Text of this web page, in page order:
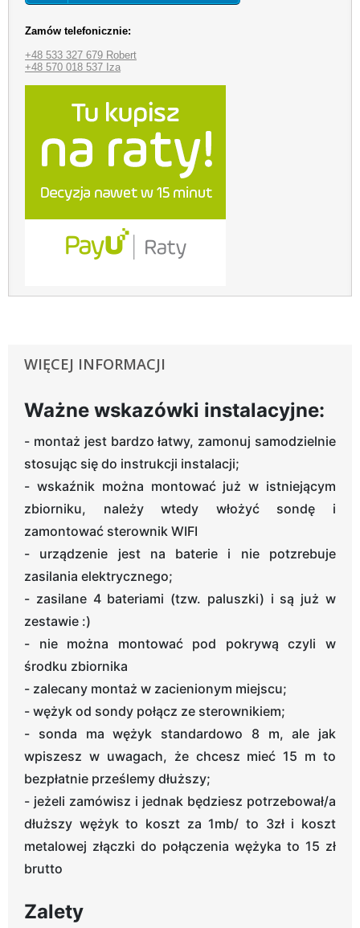
Zamów telefonicznie:
+48 533 327 679 Robert
+48 570 018 537 Iza
WIĘCEJ INFORMACJI
Ważne wskazówki instalacyjne:
- montaż jest bardzo łatwy, zamonuj samodzielnie
stosując się do instrukcji instalacji;
- wskaźnik można montować już w istniejącym
zbiorniku, należy wtedy włożyć sondę i
zamontować sterownik WIFI
- urządzenie jest na baterie i nie potzrebuje
zasilania elektrycznego;
- zasilane 4 bateriami (tzw. paluszki) i są już w
zestawie :)
- nie można montować pod pokrywą czyli w
środku zbiornika
- zalecany montaż w zacienionym miejscu;
- wężyk od sondy połącz ze sterownikiem;
- sonda ma wężyk standardowo 8 m, ale jak
wpiszesz w uwagach, że chcesz mieć 15 m to
bezpłatnie prześlemy dłuższy;
- jeżeli zamówisz i jednak będziesz potrzebował/a
dłuższy wężyk to koszt za 1mb/ to 3zł i koszt
metalowej złączki do połączenia wężyka to 15 zł
brutto
Zalety